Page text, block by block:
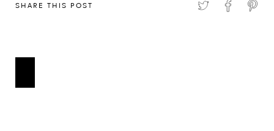
SHARE THIS POST